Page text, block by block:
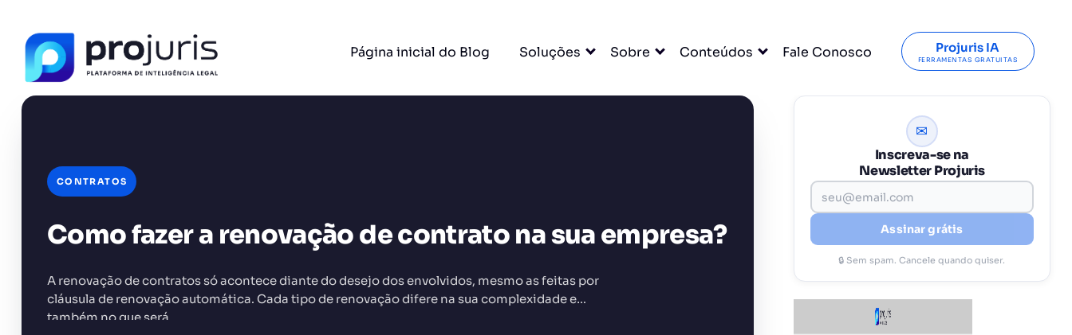
Página inicial do Blog Soluções Sobre Conteúdos Fale Conosco Projuris IA
FERRAMENTAS GRATUITAS
CONTRATOS
Como fazer a renovação de contrato na sua empresa?
A renovação de contratos só acontece diante do desejo dos envolvidos, mesmo as feitas por
cláusula de renovação automática. Cada tipo de renovação difere na sua complexidade e
também no que será…
✉
Inscreva-se na
Newsletter Projuris
Assinar grátis
🔒 Sem spam. Cancele quando quiser.